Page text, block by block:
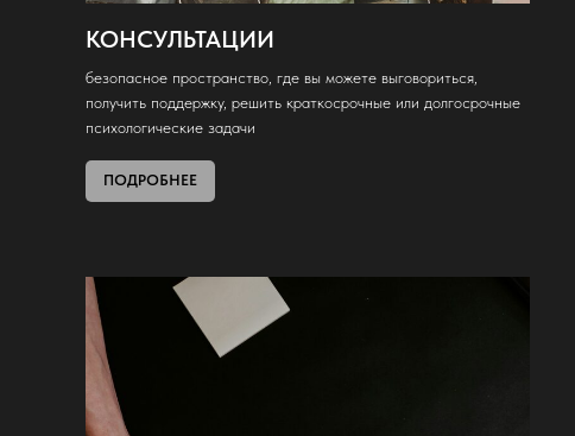
КОНСУЛЬТАЦИИ
безопасное пространство, где вы можете выговориться,
получить поддержку, решить краткосрочные или долгосрочные
психологические задачи
ПОДРОБНЕЕ